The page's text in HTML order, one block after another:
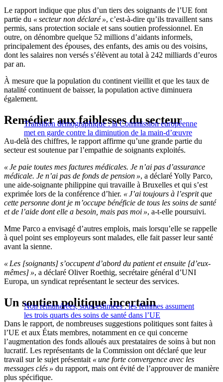
Le rapport indique que plus d’un tiers des soignants de l’UE font
partie du « secteur non déclaré », c’est-à-dire qu’ils travaillent sans
permis, sans protection sociale et sans soutien professionnel. En
outre, on dénombre quelque 52 millions d’aidants informels,
principalement des épouses, des enfants, des amis ou des voisins,
dont les salaires non versés s’élèvent au total à 242 milliards d’euros
par an.
À mesure que la population du continent vieillit et que les taux de
natalité continuent de baisser, la population active diminuera
également.
Transition démographique : la Commission européenne
met en garde contre la diminution de la main-d’œuvre
Remédier aux faiblesses du secteur
Au-delà des chiffres, le rapport affirme qu’une grande partie du
secteur est soutenue par l’empathie de soignants exploités.
« Je paie toutes mes factures médicales. Je n’ai pas d’assurance
médicale. Je n’ai pas de fonds de pension », a déclaré Yolly Parco,
une aide-soignante philippine qui travaille à Bruxelles et qui s’est
exprimée lors de la conférence d’hier. « J’ai toujours à l’esprit que
cette personne dont je m’occupe bénéficie de tous les soins de santé
et de l’aide dont elle a besoin, mais pas moi », a-t-elle poursuivi.
Mme Parco a envisagé d’autres emplois, mais lorsqu’elle se rappelle
à quel point ses employeurs sont malades, elle fait passer leur santé
avant la sienne.
« Les [soignants] s’occupent d’abord du patient et ensuite [d’eux-
mêmes] », a déclaré Oliver Roethig, secrétaire général d’UNI
Europa, un syndicat représentant le secteur des services.
Non rémunérées, sous-estimées : les femmes assument
les trois quarts des soins de santé dans l’UE
Un soutien politique incertain
Dans le rapport, de nombreuses suggestions politiques sont faites à
l’UE et aux États membres, notamment en ce qui concerne
l’augmentation des fonds alloués aux prestataires de soins à but non
lucratif. Les représentants de la Commission ont déclaré que leur
travail sur le sujet présentait « une forte convergence avec les
messages clés » du rapport, mais ont évité de l’approuver de manière
plus spécifique.